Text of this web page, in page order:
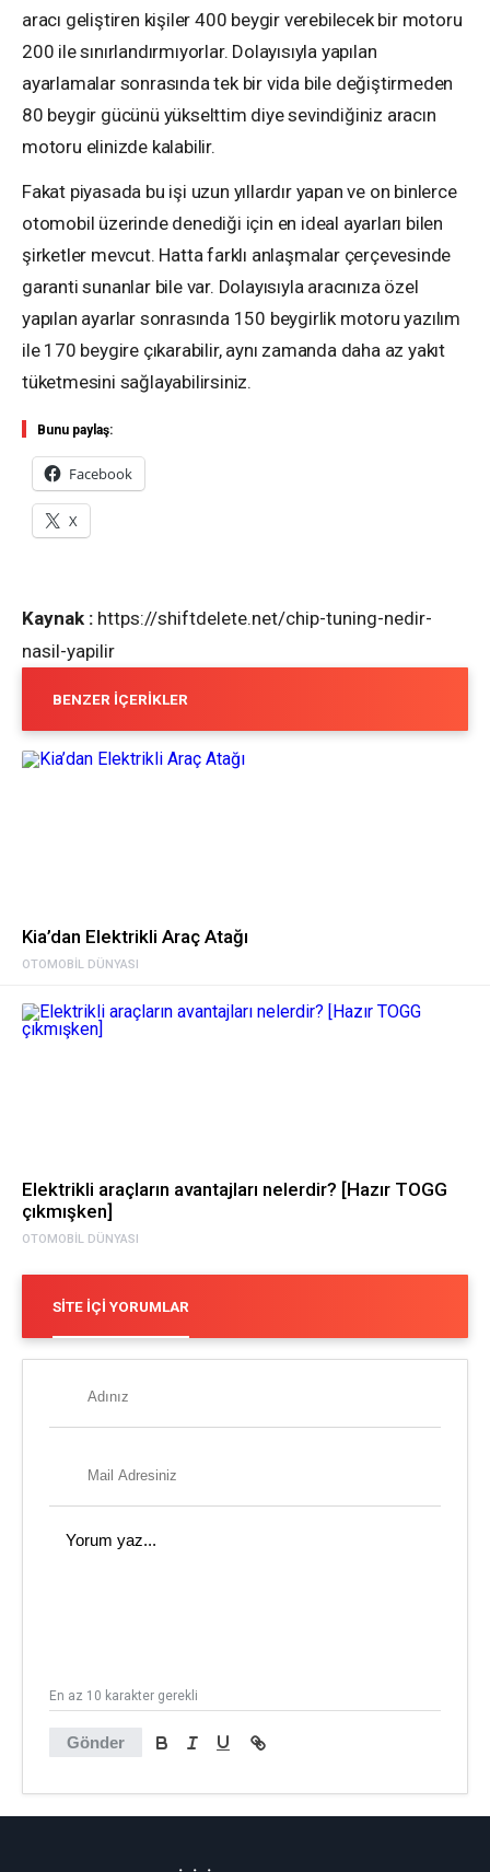
aracı geliştiren kişiler 400 beygir verebilecek bir motoru
200 ile sınırlandırmıyorlar. Dolayısıyla yapılan
ayarlamalar sonrasında tek bir vida bile değiştirmeden
80 beygir gücünü yükselttim diye sevindiğiniz aracın
motoru elinizde kalabilir.
Fakat piyasada bu işi uzun yıllardır yapan ve on binlerce
otomobil üzerinde denediği için en ideal ayarları bilen
şirketler mevcut. Hatta farklı anlaşmalar çerçevesinde
garanti sunanlar bile var. Dolayısıyla aracınıza özel
yapılan ayarlar sonrasında 150 beygirlik motoru yazılım
ile 170 beygire çıkarabilir, aynı zamanda daha az yakıt
tüketmesini sağlayabilirsiniz.
Bunu paylaş:
Facebook
X
Kaynak : https://shiftdelete.net/chip-tuning-nedir-
nasil-yapilir
BENZER İÇERIKLER
OTOMOBIL DÜNYASI
Kia’dan Elektrikli Araç Atağı
OTOMOBIL DÜNYASI
Elektrikli araçların avantajları nelerdir? [Hazır TOGG
çıkmışken]
SITE İÇI YORUMLAR
Gönder
En az 10 karakter gerekli